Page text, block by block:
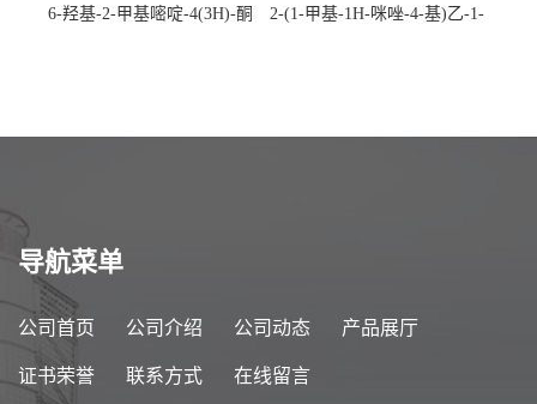
6-羟基-2-甲基嘧啶-4(3H)-酮
2-(1-甲基-1H-咪唑-4-基)乙-1-
导航菜单
公司首页 公司介绍 公司动态 产品展厅
证书荣誉 联系方式 在线留言